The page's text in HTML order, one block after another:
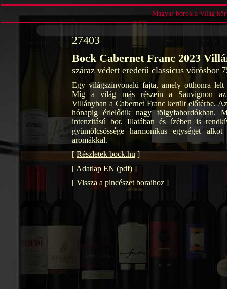
Magyar borok a Világ
27403
Bock Cabernet Franc 2023
száraz védett eredetű classicus vörösbor
Egy világszínvonalú fajta, amely otthonra
Míg a világ más részein a Sauvignon az
Villányban a Cabernet Franc került előtérbe.
hónapig érlelődik nagy tölgyfahordókban.
intenzitású bor. Illatában és ízében is
gyümölcsössége harmonikus egységet
aromákkal.
[ Részletek bock.hu ]
[ Adatlap EN (pdf) ]
[ Vissza a pincészet boraihoz ]